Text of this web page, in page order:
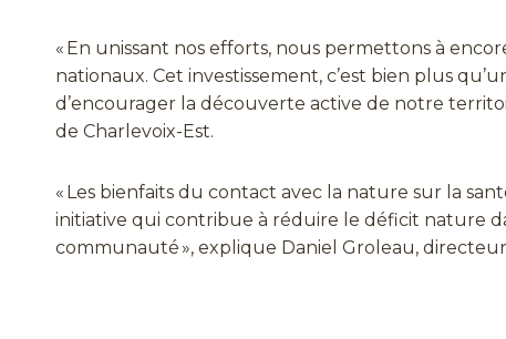
« En unissant nos efforts, nous permettons à
nationaux. Cet investissement, c’est bien plus
d’encourager la découverte active de notre
de Charlevoix-Est.
« Les bienfaits du contact avec la nature sur la
initiative qui contribue à réduire le déficit nature
communauté », explique Daniel Groleau,